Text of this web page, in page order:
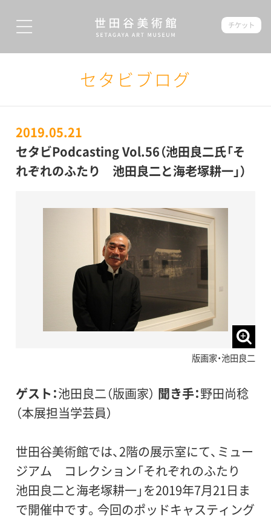
チケット
セタビブログ
2019.05.21
セタビPodcasting Vol.56（池田良二氏「そ
れぞれのふたり 池田良二と海老塚耕一」）
版画家・池田良二
ゲスト： 池田良二（版画家） 聞き手： 野田尚稔
（本展担当学芸員）
世田谷美術館では、2階の展示室にて、ミュー
ジアム コレクション「それぞれのふたり
池田良二と海老塚耕一」を2019年7月21日ま
で開催中です。今回のポッドキャスティング